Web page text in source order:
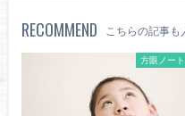
RECOMMEND こちらの記事も
方眼ノート